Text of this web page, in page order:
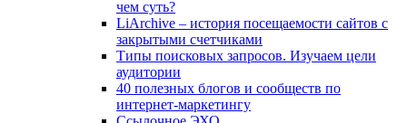
чем суть?
LiArchive – история посещаемости сайтов с
закрытыми счетчиками
Типы поисковых запросов. Изучаем цели
аудитории
40 полезных блогов и сообществ по
интернет-маркетингу